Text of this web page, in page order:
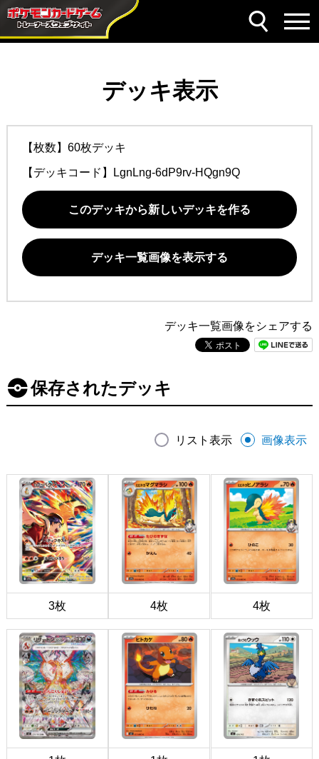
デッキ表示
【枚数】60枚デッキ
【デッキコード】 LgnLng-6dP9rv-HQgn9Q
このデッキから新しいデッキを作る
デッキ一覧画像を表示する
デッキ一覧画像をシェアする
保存されたデッキ
リスト表示 画像表示
3枚 4枚 4枚